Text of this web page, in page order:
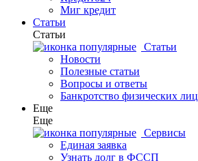
Миг кредит
Статьи
Статьи
Статьи
Новости
Полезные статьи
Вопросы и ответы
Банкротство физических лиц
Еще
Еще
Сервисы
Единая заявка
Узнать долг в ФССП